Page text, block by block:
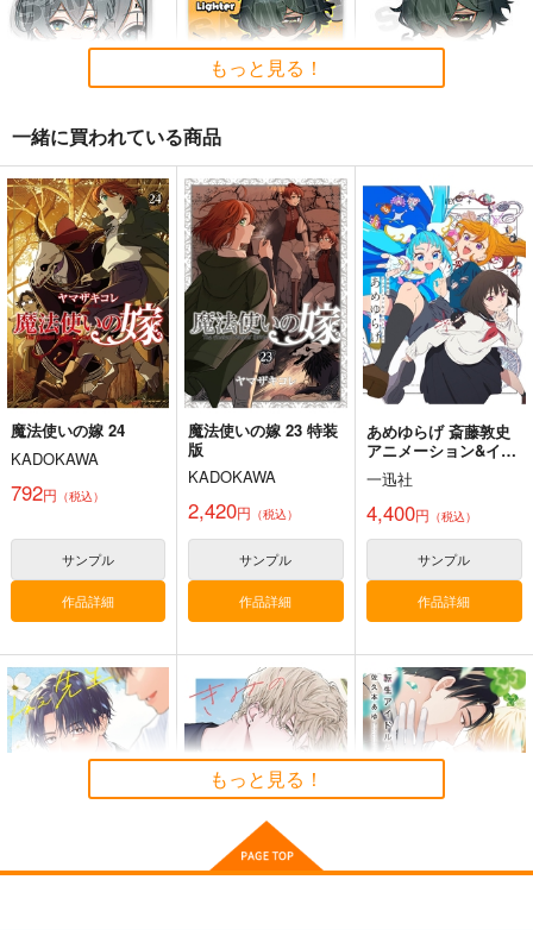
ゼンレスゾーンゼロア
クリルスタンド（アキ
ラ）
G.G.W
935円（税込）
アキラ
サンプル
作品詳細
ゼンレスゾーンゼロア
クリルスタンド（ライ
ト）
G.G.W
935 （税込）
ライト
サンプル
作品詳細
ゼンレスゾーンゼロス
テッカー（ライト）
G.G.W
330円（税込）
ライト
サンプル
作品詳細
ゼンレスゾーンゼロス
テッカー（エレン・ジ
ョー）
G.G.W
ゼンレスゾーンゼロス
テッカー（リン・雲嶽
山衣装）
G.G.W
330円 （税込）
サンプル
ゼンレスゾーンゼロス
テッカー（アキラ・雲
嶽山衣装）
G.G.W
330 （税込）
もっと見る！
一緒に買われている商品
魔法使いの嫁 24
KADOKAWA
792円 （税込）
サンプル
作品詳細
魔法使いの嫁 23 特装
版
KADOKAWA
2,420円 （税込）
サンプル
作品詳細
あめゆらげ 斎藤敦史
アニメーション&イラ
ストワークス
一迅社
4,400円 （税込）
サンプル
作品詳細
もっと見る！